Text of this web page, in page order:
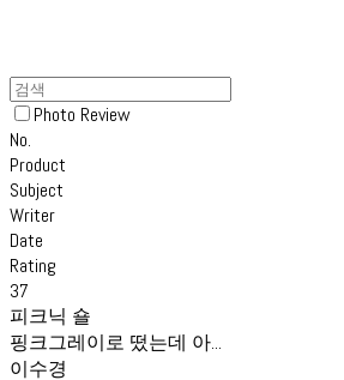
Photo Review
No.
Product
Subject
Writer
Date
Rating
37
피크닉 숄
핑크그레이로 떴는데 아...
이수경